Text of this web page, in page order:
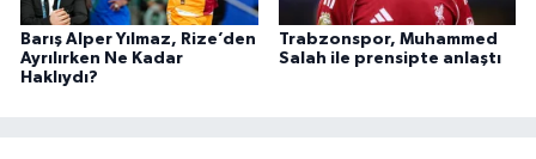
Barış Alper Yılmaz, Rize’den
Ayrılırken Ne Kadar
Haklıydı?
Trabzonspor, Muhammed
Salah ile prensipte anlaştı